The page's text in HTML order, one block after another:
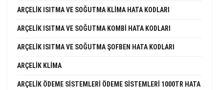
ARÇELIK ISITMA VE SOĞUTMA KLIMA HATA KODLARI
ARÇELIK ISITMA VE SOĞUTMA KOMBI HATA KODLARI
ARÇELIK ISITMA VE SOĞUTMA ŞOFBEN HATA KODLARI
ARÇELIK KLIMA
ARÇELIK ÖDEME SISTEMLERI ÖDEME SISTEMLERI 1000TR HATA